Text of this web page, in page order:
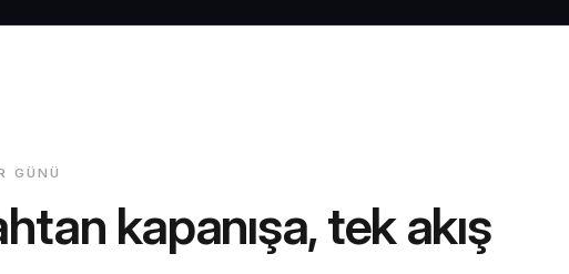
GÜNÜ
kapanışa, tek akış